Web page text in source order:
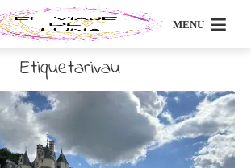
MENU
Etiquetarivau